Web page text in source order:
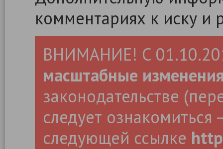
комментариях к иску и
ВНИМАНИЕ! С
масштабные
законодательстве
следует ознакомиться
следующей ссылке